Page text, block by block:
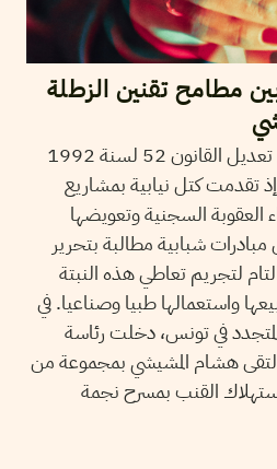
القانون 52: بين مطامح تقنين الزطلة
تعددت المبادرات الرامية إلى تعديل القانون 52 لسنة 1992
تقدمت كتل نيابية بمشاريع
العقوبة السجنية وتعويضها
شبابية مطالبة بتحرير
لتجريم تعاطي هذه النبتة
واستعمالها طبيا وصناعيا. في
في تونس، دخلت رئاسة
هشام المشيشي بمجموعة من
القنب بمسرح نجمة